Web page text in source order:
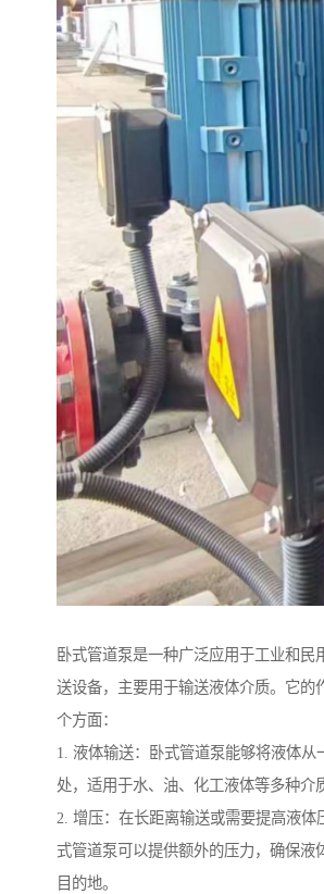
卧式管道泵是一种广泛应用于工业和民
送设备，主要用于输送液体介质。它的
个方面：
1. 液体输送：卧式管道泵能够将液体从
处，适用于水、油、化工液体等多种介
2. 增压：在长距离输送或需要提高液体
式管道泵可以提供额外的压力，确保液
目的地。